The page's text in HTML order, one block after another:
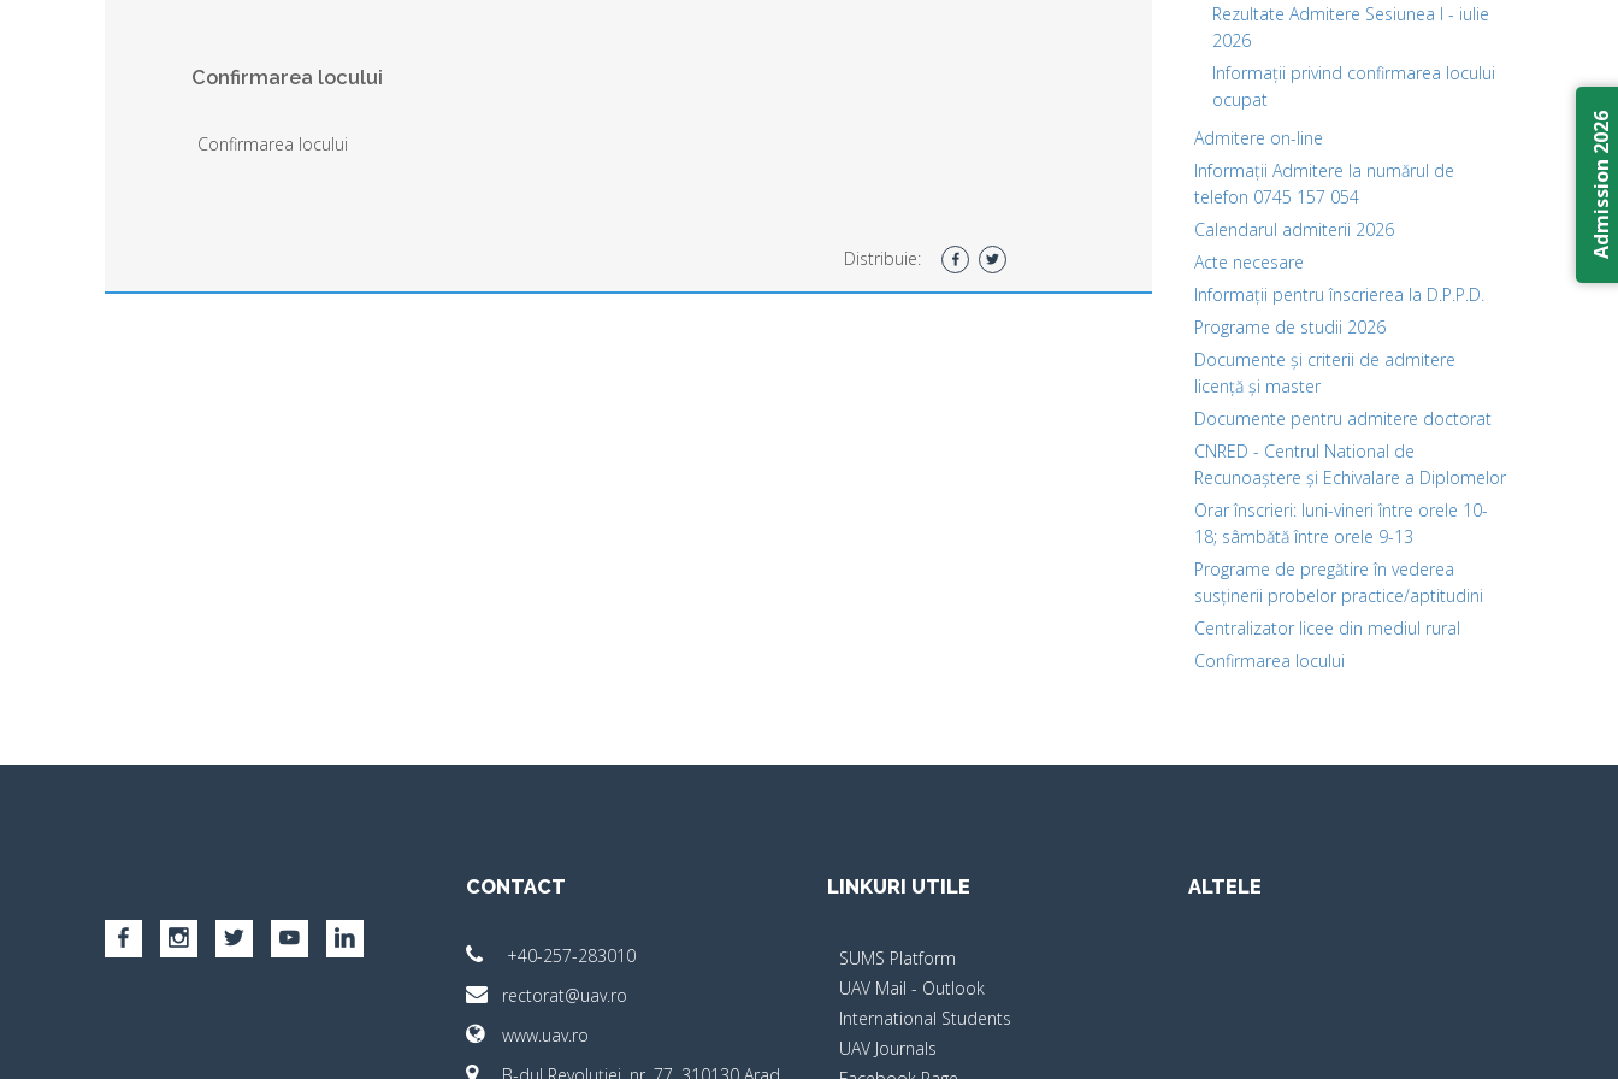
Confirmarea locului
Confirmarea locului
Distribuie:
Rezultate Admitere Sesiunea I - iulie
2026
Informații privind confirmarea locului
ocupat
Admitere on-line
Informații Admitere la numărul de
telefon 0745 157 054
Calendarul admiterii 2026
Acte necesare
Informații pentru înscrierea la D.P.P.D.
Programe de studii 2026
Documente și criterii de admitere
licență și master
Documente pentru admitere doctorat
CNRED - Centrul National de
Recunoaștere și Echivalare a Diplomelor
Orar înscrieri: luni-vineri între orele 10-
18; sâmbătă între orele 9-13
Programe de pregătire în vederea
susținerii probelor practice/aptitudini
Centralizator licee din mediul rural
Confirmarea locului
CONTACT
+40-257-283010
rectorat@uav.ro
www.uav.ro
LINKURI UTILE
SUMS Platform
UAV Mail - Outlook
International Students
UAV Journals
ALTELE
Admission 2026